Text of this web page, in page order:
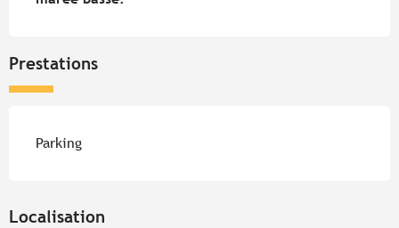
Prestations
Parking
Localisation